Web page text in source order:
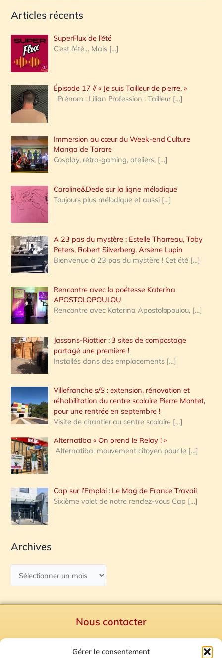
Gérer le consentement
c
e
r
c
h
e
:
Articles récents
SuperFlux de l’été
C’est l’été… Mais […]
Épisode 17 // « Je suis Tailleur de pierre. »
Prénom : Lilian Profession : Tailleur […]
Immersion au cœur du Week-end Culture
Manga de Tarare
Cosplay, rétro-gaming, ateliers, […]
Caroline&Dede sur la ligne mélodique
Toujours plus mélodique et aussi […]
A 23 pas du mystère : Estelle Tharreau, Toby
Peters, Robert Silverberg, Arsène Lupin
Bienvenue à 23 pas du mystère ! Cet été […]
Rencontre avec la poétesse Katerina
APOSTOLOPOULOU
Rencontre avec Katerina Apostolopoulou, […]
Jassans-Riottier : 3 sites de compostage
partagé une première !
Installés dans des emplacements […]
Villefranche s/S : extension, rénovation et
réhabilitation du centre scolaire Pierre Montet,
pour une rentrée en septembre !
Visite de chantier au centre scolaire […]
Alternatiba « On prend le Relay ! »
Alternatiba, mouvement citoyen pour le […]
Cap sur l’Emploi : Le Mag de France Travail
Sixième volet de notre rendez-vous Cap […]
Archives
Nous contacter